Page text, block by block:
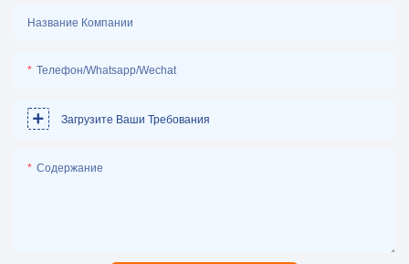
Название Компании
Телефон/Whatsapp/Wechat
Загрузите Ваши Требования
Содержание